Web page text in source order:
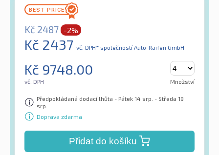
Kč 2487 -2%
Kč 2437 vč. DPH* společností Auto-Raifen GmbH
Kč 9748.00
vč. DPH Množství
Předpokládaná dodací lhůta - Pátek 14 srp. - Středa 19
srp.
Doprava zdarma
Přidat do košíku